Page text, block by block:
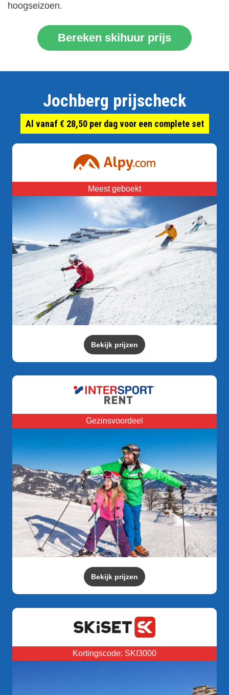
hoogseizoen.
Bereken skihuur prijs
Jochberg prijscheck
Al vanaf € 28,50 per dag voor een complete set
Meest geboekt
Bekijk prijzen
Gezinsvoordeel
Bekijk prijzen
Kortingscode: SKI3000